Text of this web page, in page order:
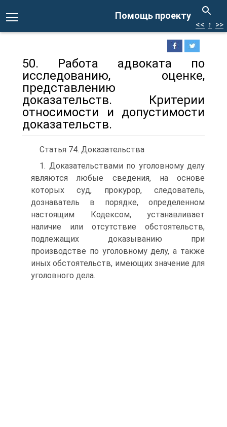
Помощь проекту
<< ↑ >>
50. Работа адвоката по
исследованию, оценке,
представлению
доказательств. Критерии
относимости и допустимости
доказательств.
Статья 74. Доказательства
1. Доказательствами по уголовному делу
являются любые сведения, на основе
которых суд, прокурор, следователь,
дознаватель в порядке, определенном
настоящим Кодексом, устанавливает
наличие или отсутствие обстоятельств,
подлежащих доказыванию при
производстве по уголовному делу, а также
иных обстоятельств, имеющих значение для
уголовного дела.